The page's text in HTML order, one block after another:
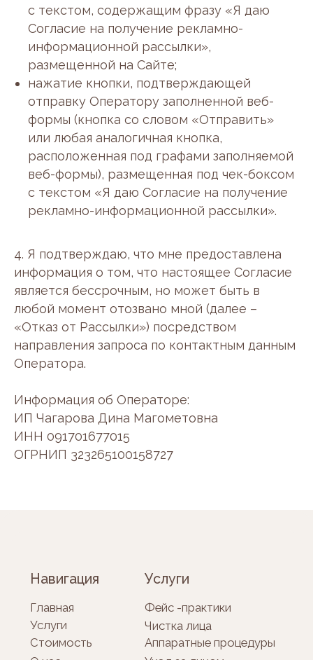
с текстом, содержащим фразу «Я даю
Согласие на получение рекламно-
информационной рассылки»,
размещенной на Сайте;
нажатие кнопки, подтверждающей
отправку Оператору заполненной веб-
формы (кнопка со словом «Отправить»
или любая аналогичная кнопка,
расположенная под графами заполняемой
веб-формы), размещенная под чек-боксом
с текстом «Я даю Согласие на получение
рекламно-информационной рассылки».
4. Я подтверждаю, что мне предоставлена
информация о том, что настоящее Согласие
является бессрочным, но может быть в
любой момент отозвано мной (далее –
«Отказ от Рассылки») посредством
направления запроса по контактным данным
Оператора.
Информация об Операторе:
ИП Чагарова Дина Магометовна
ИНН 091701677015
ОГРНИП 323265100158727
*Информация на сайте носит
ознакомительный характер и не является
публичной офертой. Требуется консультация
специалиста.
Услуги
Навигация
Главная Фейс -практики
Акции Очищение кислотами
Услуги Чистка лица
О нас
Контакты
Уход за лицом
+7 (918) 796-01-01
Контакты
г. Ставрополь, Ул. Николая Голодникова
4К/1
Уход за телом
organic-stav@yandex.ru
Политика конфиденциальности и
обработки персональных данных
информационной рассылки
ИП Чагарова Дина Магометовна
ИНН 091701677015
ОГРНИП 323265100158727
Мы в социальных сетях